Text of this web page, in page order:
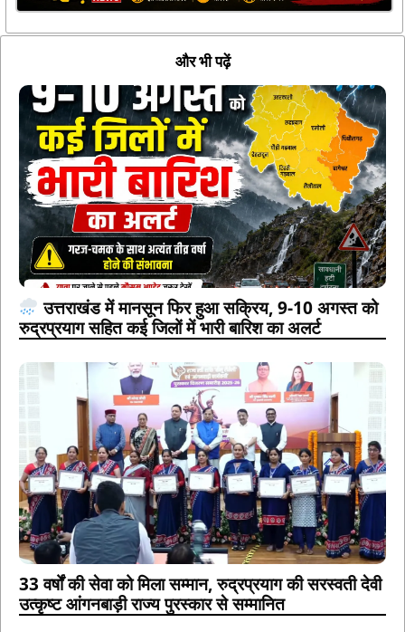
और भी पढ़ें
उत्तराखंड में मानसून फिर हुआ सक्रिय, 9-10 अगस्त को
रुद्रप्रयाग सहित कई जिलों में भारी बारिश का अलर्ट
33 वर्षों की सेवा को मिला सम्मान, रुद्रप्रयाग की सरस्वती देवी
उत्कृष्ट आंगनबाड़ी राज्य पुरस्कार से सम्मानित